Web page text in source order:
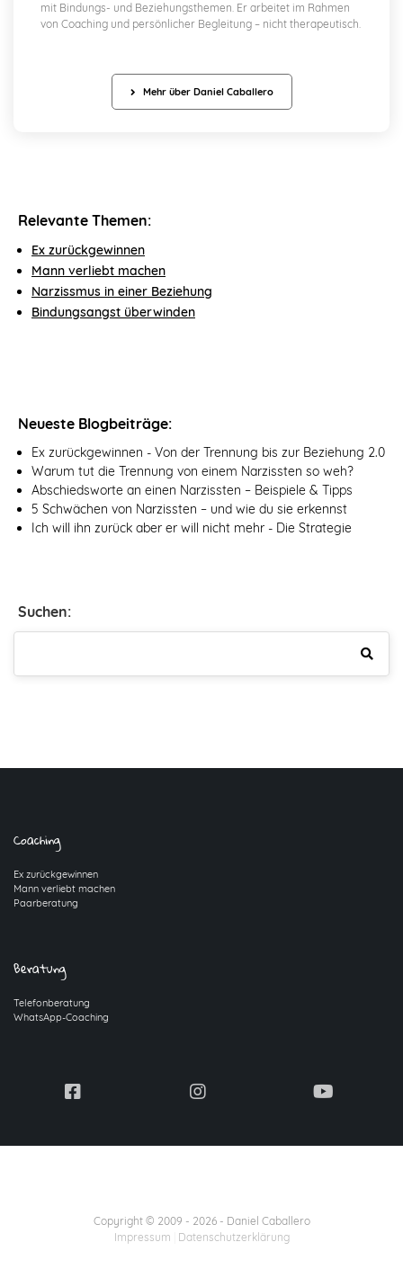
mit Bindungs- und Beziehungsthemen. Er arbeitet im Rahmen
von Coaching und persönlicher Begleitung – nicht therapeutisch.
Mehr über Daniel Caballero
Relevante Themen:
Ex zurückgewinnen
Mann verliebt machen
Narzissmus in einer Beziehung
Bindungsangst überwinden
Neueste Blogbeiträge:
Ex zurückgewinnen - Von der Trennung bis zur Beziehung 2.0
Warum tut die Trennung von einem Narzissten so weh?
Abschiedsworte an einen Narzissten – Beispiele & Tipps
5 Schwächen von Narzissten – und wie du sie erkennst
Ich will ihn zurück aber er will nicht mehr - Die Strategie
Suchen:
Coaching
Ex zurückgewinnen
Mann verliebt machen
Paarberatung
Beratung
Telefonberatung
WhatsApp-Coaching
Copyright © 2009 - 2026- Daniel Caballero
Impressum
Datenschutzerklärung